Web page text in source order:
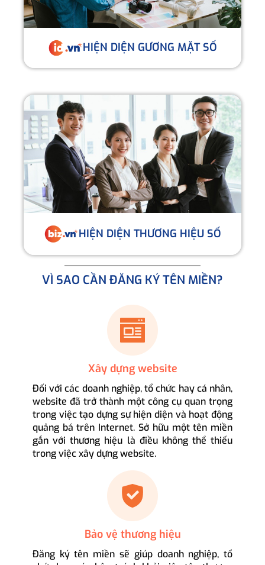
HIỆN DIỆN GƯƠNG MẶT SỐ
HIỆN DIỆN THƯƠNG HIỆU SỐ
VÌ SAO CẦN ĐĂNG KÝ TÊN MIỀN?
Xây dựng website
Đối với các doanh nghiệp, tổ chức hay cá nhân,
website đã trở thành một công cụ quan trọng
trong việc tạo dựng sự hiện diện và hoạt động
quảng bá trên Internet. Sở hữu một tên miền
gắn với thương hiệu là điều không thể thiếu
trong việc xây dựng website.
Bảo vệ thương hiệu
Đăng ký tên miền sẽ giúp doanh nghiệp, tổ